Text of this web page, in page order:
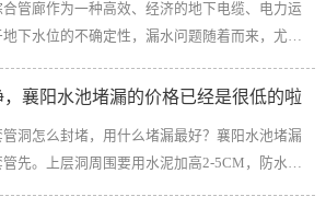
刷。当管片裂缝大于0.2mm且渗水较大时，先将
膨胀胶泥临时封堵，渗水处以钻孔的形式，利用
待到一定龄期后，再对管片进行清洗。2、环...
管廊作为一种高效、经济的地下电缆、电力运
下水位的不确定性，漏水问题随着而来，尤其
廊伸缩缝堵漏方法，下面详细介绍。 地下管廊
漏速度较快，以快渗为主时，渗漏整治方法采
如下。（1）渗水位置查找。（2）凿槽填充。
渗漏面的防水混凝土，凿除深度10～15 cm。采
襄阳水池堵漏的价格已经是很低的啦
洞怎么封堵，用什么堵漏最好？襄阳水池堵漏
管先。上层洞周围要用水泥加高2-5CM，防水措